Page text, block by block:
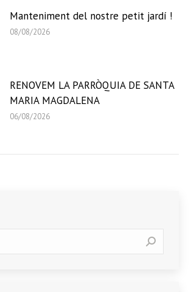
Manteniment del nostre petit jardí !
08/08/2026
RENOVEM LA PARRÒQUIA DE SANTA
MARIA MAGDALENA
06/08/2026